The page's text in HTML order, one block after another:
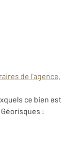
de l'agence,
ce bien est
: